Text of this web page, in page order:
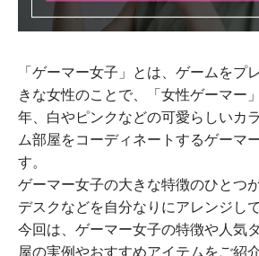
「ゲーマー女子」とは、ゲームをプ
きな女性のことで、「女性ゲーマー
年、白やピンクなどの可愛らしいカ
ム部屋をコーディネートするゲーマ
す。
ゲーマー女子の大きな特徴のひとつ
デスクなどを自分なりにアレンジし
今回は、ゲーマー女子の特徴や人気
屋の実例やおすすめアイテムをご紹介